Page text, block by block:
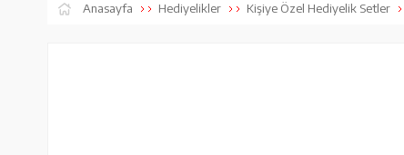
Anasayfa Hediyelikler Kişiye Özel Hediyelik Setler